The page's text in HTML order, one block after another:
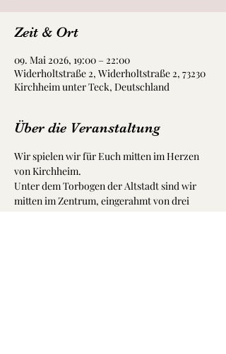
Zeit & Ort
09. Mai 2026, 19:00 – 22:00
Widerholtstraße 2, Widerholtstraße 2, 73230
Kirchheim unter Teck, Deutschland
Über die Veranstaltung
Wir spielen wir für Euch mitten im Herzen
von Kirchheim.
Unter dem Torbogen der Altstadt sind wir
mitten im Zentrum, eingerahmt von drei